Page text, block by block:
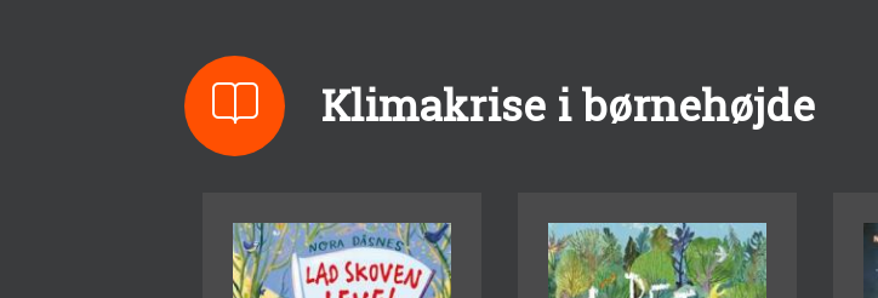
Klimakrise i børnehøjde